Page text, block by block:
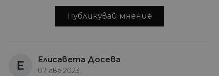
Публикувай мнение
Е Елисавета Досева
07 авг 2023